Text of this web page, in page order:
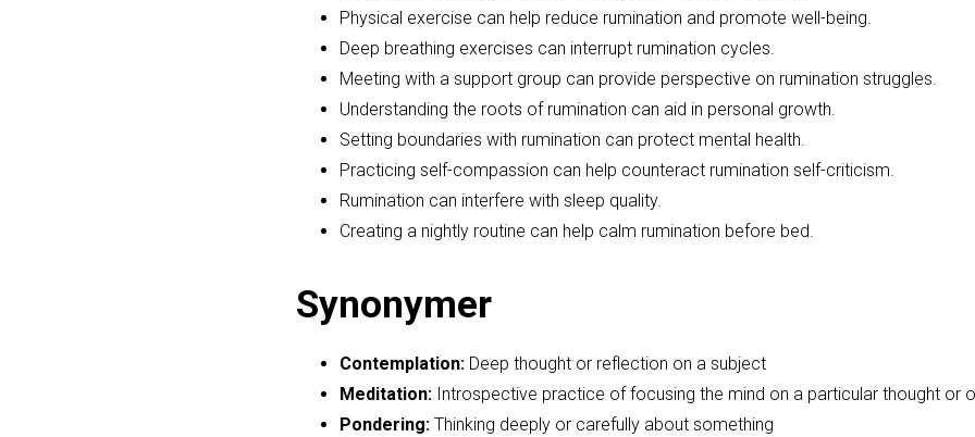
Physical exercise can help reduce rumination and promote well-being.
Deep breathing exercises can interrupt rumination cycles.
Meeting with a support group can provide perspective on rumination struggles.
Understanding the roots of rumination can aid in personal growth.
Setting boundaries with rumination can protect mental health.
Practicing self-compassion can help counteract rumination self-criticism.
Rumination can interfere with sleep quality.
Creating a nightly routine can help calm rumination before bed.
Synonymer
Contemplation: Deep thought or reflection on a subject
Meditation: Introspective practice of focusing the mind on a particular thought or
Pondering: Thinking deeply or carefully about something